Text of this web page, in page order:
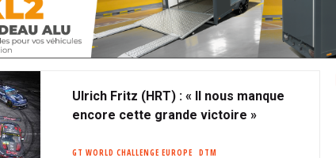
Ulrich Fritz (HRT) : « Il nous manque
encore cette grande victoire »
GT WORLD CHALLENGE EUROPE
DTM